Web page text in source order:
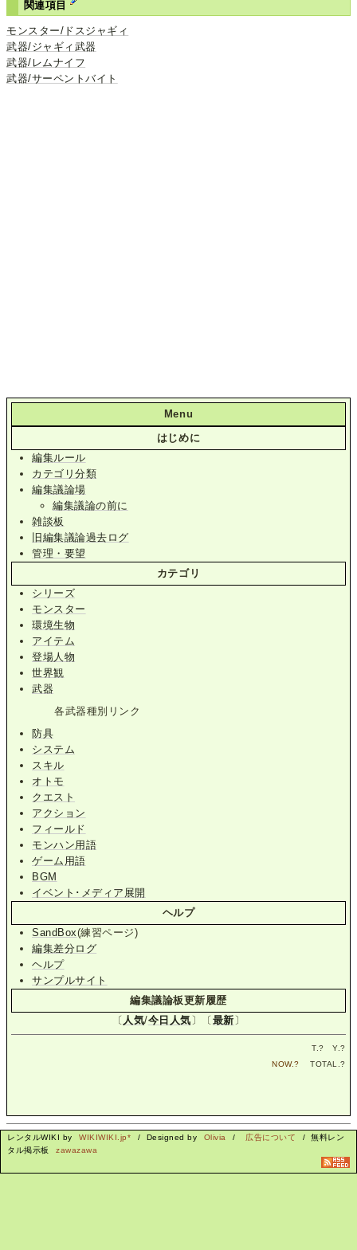
関連項目
モンスター/ドスジャギィ
武器/ジャギィ武器
武器/レムナイフ
武器/サーペントバイト
Menu
はじめに
編集ルール
カテゴリ分類
編集議論場
編集議論の前に
雑談板
旧編集議論過去ログ
管理・要望
カテゴリ
シリーズ
モンスター
環境生物
アイテム
登場人物
世界観
武器
各武器種別リンク
防具
システム
スキル
オトモ
クエスト
アクション
フィールド
モンハン用語
ゲーム用語
BGM
イベント･メディア展開
ヘルプ
SandBox(練習ページ)
編集差分ログ
ヘルプ
サンプルサイト
編集議論板更新履歴
〔 人気/今日人気 〕〔 最新 〕
T.? Y.?
NOW.? TOTAL.?
レンタルWIKI by WIKIWIKI.jp* / Designed by Olivia / 広告について
/ 無料レン
タル掲示板
zawazawa